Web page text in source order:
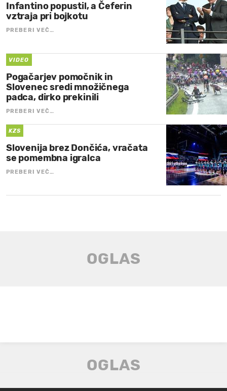
Infantino popustil, a Čeferin
vztraja pri bojkotu
PREBERI VEČ…
VIDEO
Pogačarjev pomočnik in
Slovenec sredi množičnega
padca, dirko prekinili
PREBERI VEČ…
KZS
Slovenija brez Dončića, vračata
se pomembna igralca
PREBERI VEČ…